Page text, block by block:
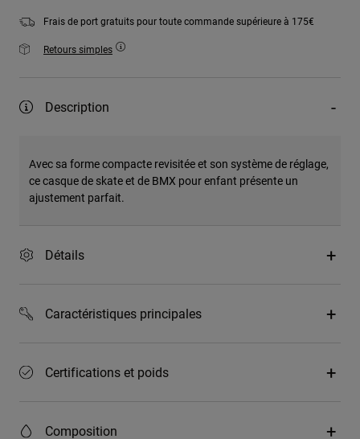
Frais de port gratuits pour toute commande supérieure à 175€
Retours simples
Description
Avec sa forme compacte revisitée et son système de réglage,
ce casque de skate et de BMX pour enfant présente un
ajustement parfait.
Détails
Caractéristiques principales
Certifications et poids
Composition